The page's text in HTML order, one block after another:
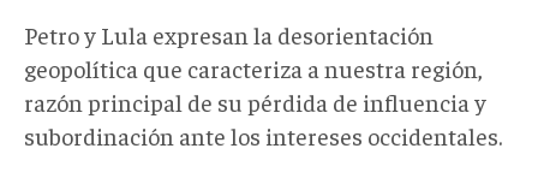
Petro y Lula expresan la desorientación
geopolítica que caracteriza a nuestra región,
razón principal de su pérdida de influencia y
subordinación ante los intereses occidentales.